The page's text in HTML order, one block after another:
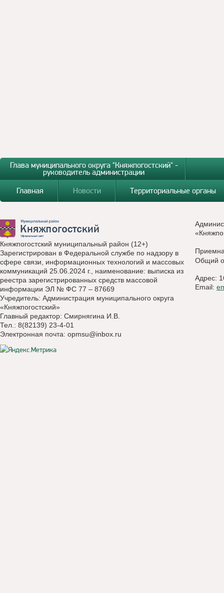
Глава муниципального округа "Княжпогостский" -
руководитель администрации
Главная
Новости Территориальные органы
Княжпогостский муниципальный район (12+)
Зарегистрирован в Федеральной службе по надзору в
сфере связи, информационных технологий и массовых
коммуникаций 25.06.2024 г., наименование: выписка из
реестра зарегистрированных средств массовой
информации ЭЛ № ФС 77 – 87669
Учредитель: Администрация муниципального округа
«Княжпогостский»
Главный редактор: Смирнягина И.В.
Тел.: 8(82139) 23-4-01
Электронная почта: opmsu@inbox.ru
Общий
Адрес:
Email: